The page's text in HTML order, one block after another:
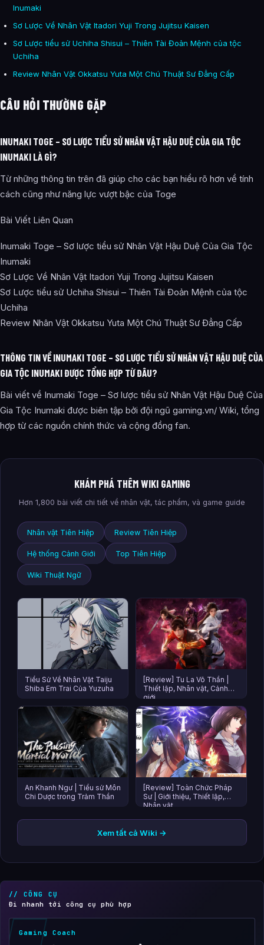
Inumaki
Sơ Lược Về Nhân Vật Itadori Yuji Trong Jujitsu Kaisen
Sơ Lược tiểu sử Uchiha Shisui – Thiên Tài Đoản Mệnh của tộc
Uchiha
Review Nhân Vật Okkatsu Yuta Một Chú Thuật Sư Đẳng Cấp
CÂU HỎI THƯỜNG GẶP
INUMAKI TOGE – SƠ LƯỢC TIỂU SỬ NHÂN VẬT HẬU DUỆ CỦA GIA TỘC
INUMAKI LÀ GÌ?
Từ những thông tin trên đã giúp cho các bạn hiểu rõ hơn về tính
cách cũng như năng lực vượt bậc của Toge
Bài Viết Liên Quan
Inumaki Toge – Sơ lược tiểu sử Nhân Vật Hậu Duệ Của Gia Tộc
Inumaki
Sơ Lược Về Nhân Vật Itadori Yuji Trong Jujitsu Kaisen
Sơ Lược tiểu sử Uchiha Shisui – Thiên Tài Đoản Mệnh của tộc
Uchiha
Review Nhân Vật Okkatsu Yuta Một Chú Thuật Sư Đẳng Cấp
THÔNG TIN VỀ INUMAKI TOGE – SƠ LƯỢC TIỂU SỬ NHÂN VẬT HẬU DUỆ CỦA
GIA TỘC INUMAKI ĐƯỢC TỔNG HỢP TỪ ĐÂU?
Bài viết về Inumaki Toge – Sơ lược tiểu sử Nhân Vật Hậu Duệ Của
Gia Tộc Inumaki được biên tập bởi đội ngũ gaming.vn/ Wiki, tổng
hợp từ các nguồn chính thức và cộng đồng fan.
KHÁM PHÁ THÊM WIKI GAMING
Hơn 1,800 bài viết chi tiết về nhân vật, tác phẩm, và game guide
Nhân vật Tiên Hiệp Review Tiên Hiệp
Hệ thống Cảnh Giới Top Tiên Hiệp
Wiki Thuật Ngữ
Tiểu Sử Về Nhân Vật Taiju
Shiba Em Trai Của Yuzuha
[Review] Tu La Võ Thần |
Thiết lập, Nhân vật, Cảnh
giới
An Khanh Ngư | Tiểu sử Môn
Chi Dược trong Trảm Thần
[Review] Toàn Chức Pháp
Sư | Giới thiệu, Thiết lập,
Nhân vật
Xem tất cả Wiki →
// CÔNG CỤ
Đi nhanh tới công cụ phù hợp
Gaming Coach